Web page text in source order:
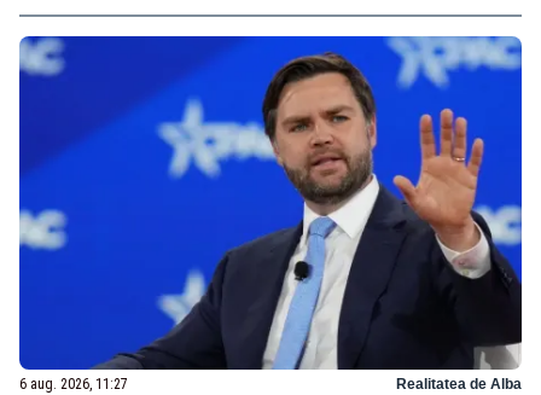
6 aug. 2026, 11:27 Realitatea de Alba